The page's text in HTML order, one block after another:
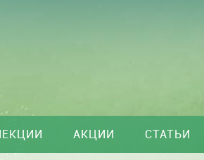
АКЦИИ СТАТЬИ